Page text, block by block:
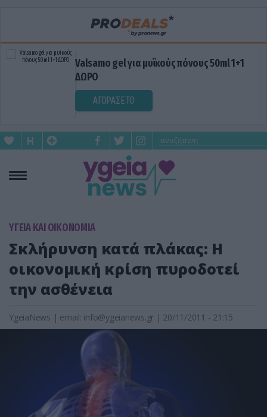
Valsamo gel για μυϊκούς πόνους 50ml 1+1
ΔΩΡΟ
ΑΓΟΡΑΣΕ ΤΟ
ΥΓΕΙΑ ΚΑΙ ΟΙΚΟΝΟΜΙΑ
Σκλήρυνση κατά πλάκας: Η
οικονομική κρίση πυροδοτεί
την ασθένεια
YgeiaNews | email: info@ygeianews.gr | 20/11/2011 - 21:15